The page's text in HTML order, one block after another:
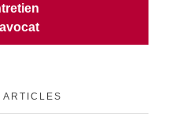
ARTICLES